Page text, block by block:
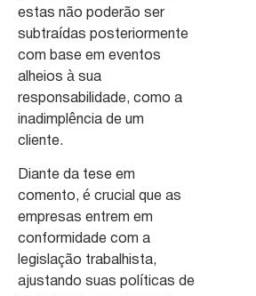
estas não poderão ser
subtraídas posteriormente
com base em eventos
alheios à sua
responsabilidade, como a
inadimplência de um
cliente.
Diante da tese em
comento, é crucial que as
empresas entrem em
conformidade com a
legislação trabalhista,
ajustando suas políticas de